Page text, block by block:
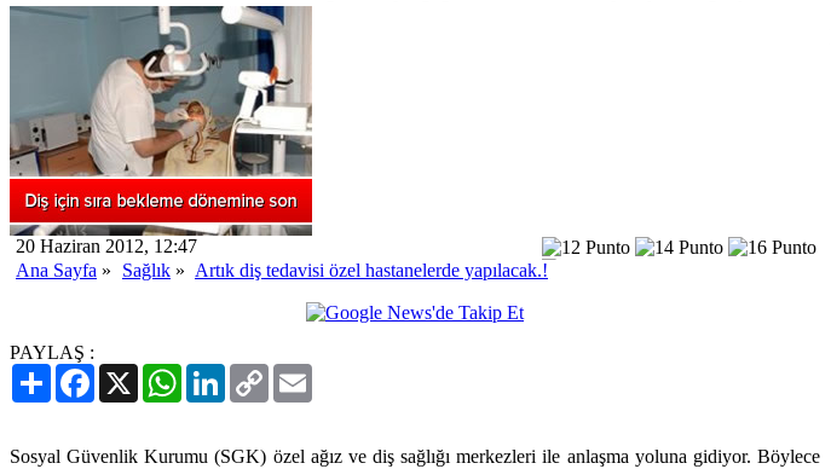
20 Haziran 2012, 12:47
Ana Sayfa » Sağlık » Artık diş tedavisi özel hastanelerde yapılacak.!
PAYLAŞ :
PaylaşFacebook
X WhatsAppLinkedIn
Copy
Link
Sosyal Güvenlik Kurumu (SGK) özel ağız ve diş sağlığı merkezleri ile anlaşma yoluna gidiyor. Böylece